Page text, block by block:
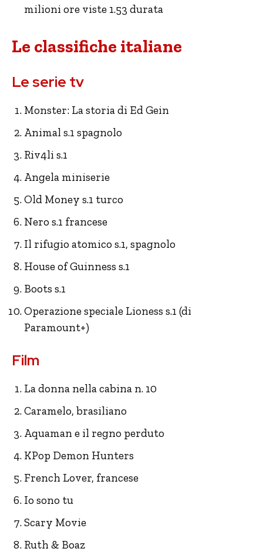
milioni ore viste 1.53 durata
Le classifiche italiane
Le serie tv
Monster: La storia di Ed Gein
Animal s.1 spagnolo
Riv4li s.1
Angela miniserie
Old Money s.1 turco
Nero s.1 francese
Il rifugio atomico s.1, spagnolo
House of Guinness s.1
Boots s.1
Operazione speciale Lioness s.1 (di
Paramount+)
Film
La donna nella cabina n. 10
Caramelo, brasiliano
Aquaman e il regno perduto
KPop Demon Hunters
French Lover, francese
Io sono tu
Scary Movie
Ruth & Boaz